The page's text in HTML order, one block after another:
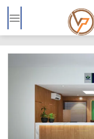
Bỏ
qua
nội
dung